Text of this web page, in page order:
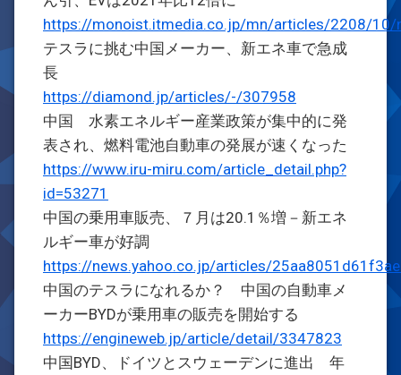
https://monoist.itmedia.co.jp/mn/articles/2208/10/
テスラに挑む中国メーカー、新エネ車で急成
長
https://diamond.jp/articles/-/307958
中国 水素エネルギー産業政策が集中的に発
表され、燃料電池自動車の発展が速くなった
https://www.iru-miru.com/article_detail.php?
id=53271
中国の乗用車販売、７月は20.1％増－新エネ
ルギー車が好調
https://news.yahoo.co.jp/articles/
中国のテスラになれるか？ 中国の自動車メ
ーカーBYDが乗用車の販売を開始する
https://engineweb.jp/article/detail/3347823
中国BYD、ドイツとスウェーデンに進出 年